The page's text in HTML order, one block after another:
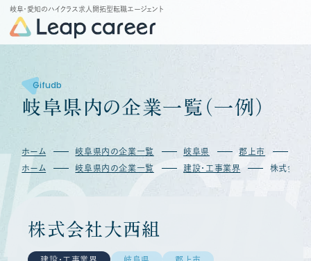
岐阜・愛知のハイクラス求人開拓型転職エージェント
Gifudb
岐阜県 内の企業一覧 （ 一例 ）
ホーム 岐阜県内の企業一覧 岐阜県 郡上市
ホーム
岐阜県内の企業一覧 建設・工事業界 株式会社
株式会社大西組